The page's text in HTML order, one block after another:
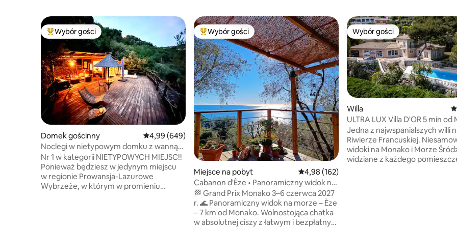
Najpopularniejsze z kategorii Wybór gości
Wybór gości
Domek gościnny Średnia ocena: 4,99 na 5, liczba recenzji: 649
4,99 (649)
Noclegi w nietypowym domku z wanną
z hydromasażem
Nr 1 w kategorii NIETYPOWYCH MIEJSC!!
Ponieważ będziesz w jedynym miejscu
w regionie Prowansja-Lazurowe
Wybrzeże, w którym w promieniu
Najpopularniejsze z kategorii Wybór gości
Wybór gości
Miejsce na pobyt Średnia ocena: 4,98 na 5, liczba recenzji: 162
4,98 (162)
Cabanon d'Èze • Panoramiczny widok na
morze
🏁 Grand Prix Monako 3–6 czerwca 2027
r. 🌊 Panoramiczny widok na morze – Èze
– 7 km od Monako. Wolnostojąca chatka
w absolutnej ciszy z łatwym i bezpłatnym
Wybór gości
Wybór gości
Willa
ULTRA LUX Villa D'OR 5 min od
Carlo, Monako
Jedna z najwspanialszych willi
Riwierze Francuskiej. Niesamowite
widoki na Monako i Morze
widziane z każdego